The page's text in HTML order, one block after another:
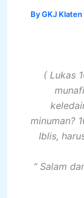
ByGKJ Klaten
( Lukas
minuman?
Iblis,
“ Salam